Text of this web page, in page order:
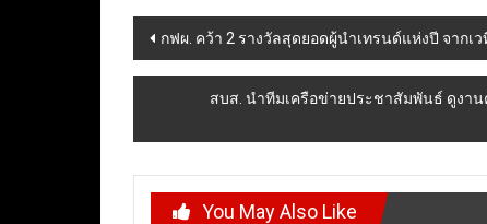
Post
navigation
กฟผ. คว้า 2 รางวัลสุดยอดผู้นำเทรนด์แห่งปี จากเว
สบส. นำทีมเครือข่ายประชาสัมพันธ์ ดูงา
You May Also Like